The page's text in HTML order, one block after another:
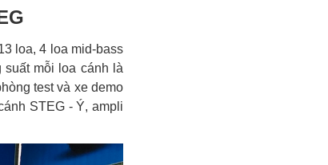
loa, 4 loa mid-bass
mỗi loa cánh là
test và xe demo
STEG - Ý, ampli